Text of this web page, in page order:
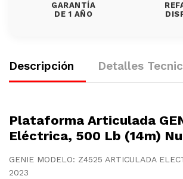
GARANTÍA
DE 1 AÑO
Descripción Detalles
Plataforma Articulada
Eléctrica, 500 Lb (14m)
GENIE MODELO: Z4525 ARTICULADA
2023